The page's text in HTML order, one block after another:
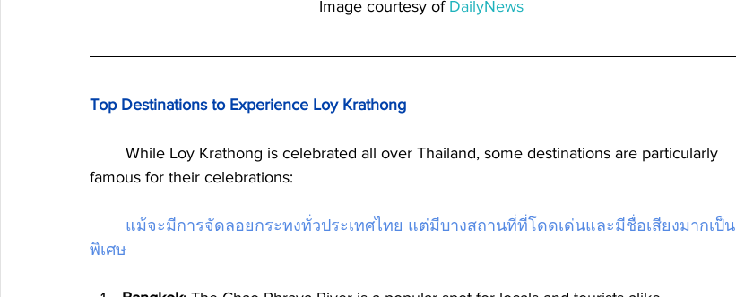
Image courtesy of DailyNews
Top Destinations to Experience Loy Krathong
famous for their celebrations:
แม้จะมีการจัดลอยกระทงทั่วประเทศไทย แต่มีบางสถานที่ที่โดดเด่นและมีชื่อเสียงมากเป็น
พิเศษ